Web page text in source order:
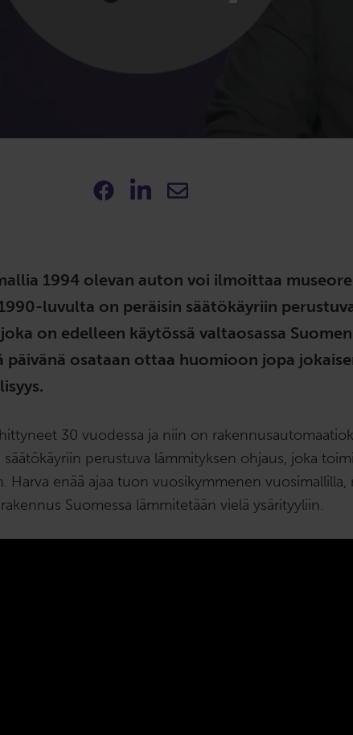
1994 olevan auton voi ilmoittaa
luvulta on peräisin säätökäyriin
on edelleen käytössä valtaosassa Suomen
päivänä osataan ottaa huomioon jopa
30 vuodessa ja niin on
perustuva lämmityksen ohjaus, joka toimi
Harva enää ajaa tuon vuosikymmenen vuosimallilla,
Suomessa lämmitetään vielä ysärityyliin.